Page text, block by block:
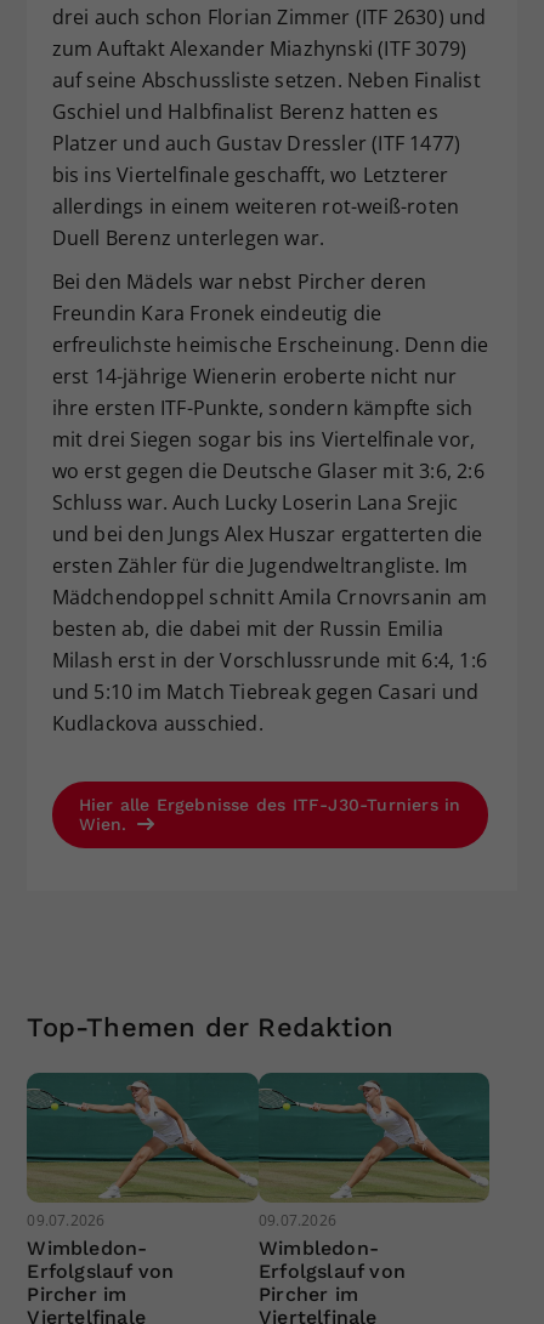
drei auch schon Florian Zimmer (ITF 2630) und
zum Auftakt Alexander Miazhynski (ITF 3079)
auf seine Abschussliste setzen. Neben Finalist
Gschiel und Halbfinalist Berenz hatten es
Platzer und auch Gustav Dressler (ITF 1477)
bis ins Viertelfinale geschafft, wo Letzterer
allerdings in einem weiteren rot-weiß-roten
Duell Berenz unterlegen war.
Bei den Mädels war nebst Pircher deren
Freundin Kara Fronek eindeutig die
erfreulichste heimische Erscheinung. Denn die
erst 14-jährige Wienerin eroberte nicht nur
ihre ersten ITF-Punkte, sondern kämpfte sich
mit drei Siegen sogar bis ins Viertelfinale vor,
wo erst gegen die Deutsche Glaser mit 3:6, 2:6
Schluss war. Auch Lucky Loserin Lana Srejic
und bei den Jungs Alex Huszar ergatterten die
ersten Zähler für die Jugendweltrangliste. Im
Mädchendoppel schnitt Amila Crnovrsanin am
besten ab, die dabei mit der Russin Emilia
Milash erst in der Vorschlussrunde mit 6:4, 1:6
und 5:10 im Match Tiebreak gegen Casari und
Kudlackova ausschied.
Hier alle Ergebnisse des ITF-J30-Turniers in
Wien.
Top-Themen der Redaktion
09.07.2026
Wimbledon-
Erfolgslauf von
Pircher im
Viertelfinale
09.07.2026
Wimbledon-
Erfolgslauf von
Pircher im
Viertelfinale